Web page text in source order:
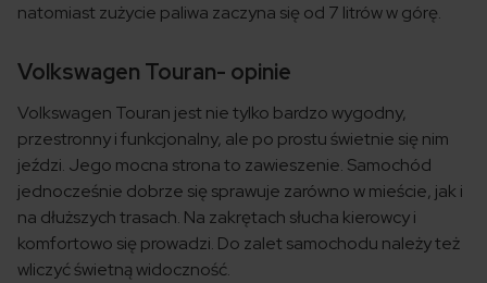
natomiast zużycie paliwa zaczyna się od 7 litrów w górę.
Volkswagen Touran- opinie
Volkswagen Touran jest nie tylko bardzo wygodny,
przestronny i funkcjonalny, ale po prostu świetnie się nim
jeździ. Jego mocna strona to zawieszenie. Samochód
jednocześnie dobrze się sprawuje zarówno w mieście, jak i
na dłuższych trasach. Na zakrętach słucha kierowcy i
komfortowo się prowadzi. Do zalet samochodu należy też
wliczyć świetną widoczność.